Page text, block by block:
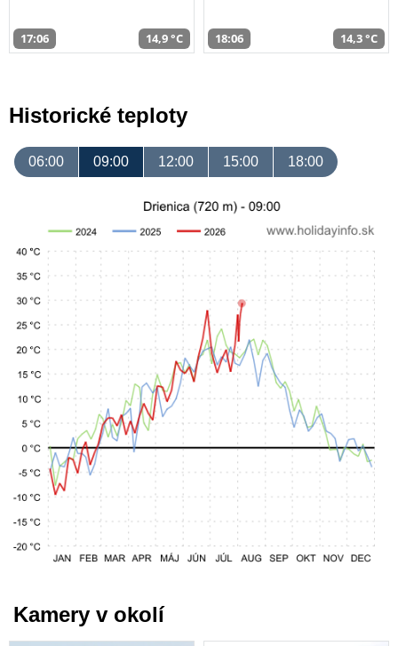
17:06 14,9 °C 18:06 14,3 °C
Historické teploty
06:00 09:00 12:00 15:00 18:00
Kamery v okolí